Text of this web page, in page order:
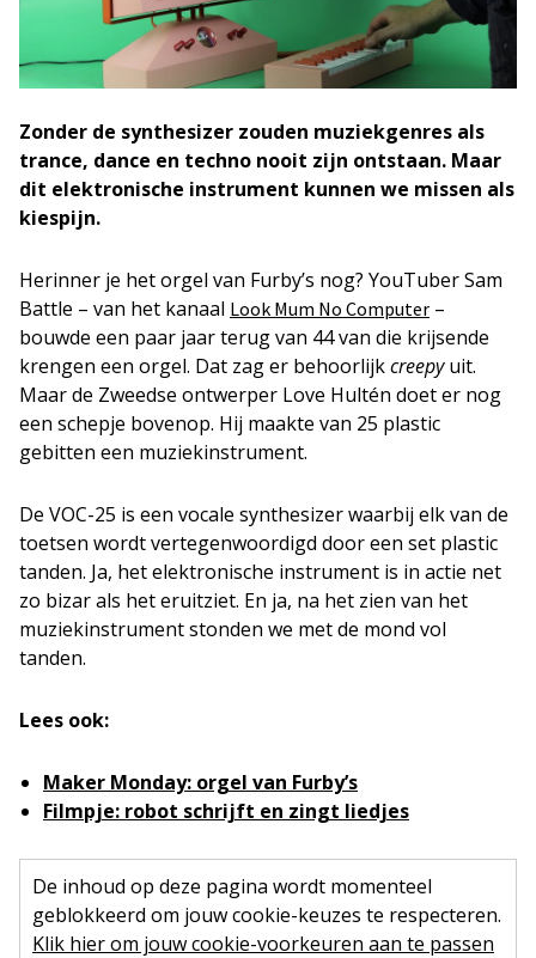
Zonder de synthesizer zouden muziekgenres als
trance, dance en techno nooit zijn ontstaan. Maar
dit elektronische instrument kunnen we missen als
kiespijn.
Herinner je het orgel van Furby’s nog? YouTuber Sam
Battle – van het kanaal Look Mum No Computer –
bouwde een paar jaar terug van 44 van die krijsende
krengen een orgel. Dat zag er behoorlijkcreepyuit.
Maar de Zweedse ontwerper Love Hultén doet er nog
een schepje bovenop. Hij maakte van 25 plastic
gebitten een muziekinstrument.
De VOC-25 is een vocale synthesizer waarbij elk van de
toetsen wordt vertegenwoordigd door een set plastic
tanden. Ja, het elektronische instrument is in actie net
zo bizar als het eruitziet. En ja, na het zien van het
muziekinstrument stonden we met de mond vol
tanden.
Lees ook:
Maker Monday: orgel van Furby’s
Filmpje: robot schrijft en zingt liedjes
De inhoud op deze pagina wordt momenteel
geblokkeerd om jouw cookie-keuzes te respecteren.
Klik hier om jouw cookie-voorkeuren aan te passen